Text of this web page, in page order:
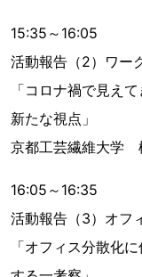
15:35～16:05
活動報告（2）ワー
「コロナ禍で見え
新たな視点」
京都工芸繊維大学
16:05～16:35
活動報告（3）オフ
「オフィス分散化